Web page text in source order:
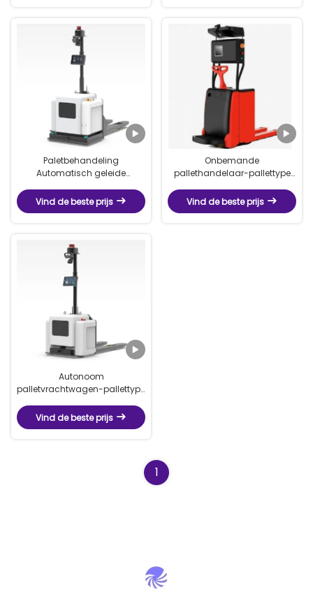
Paletbehandeling
Automatisch geleide
onbemande vorkheftruck
Vind de beste prijs
Onbemande
pallethandelaar-pallettype
Vind de beste prijs
Autonoom
palletvrachtwagen-pallettype
Vind de beste prijs
1